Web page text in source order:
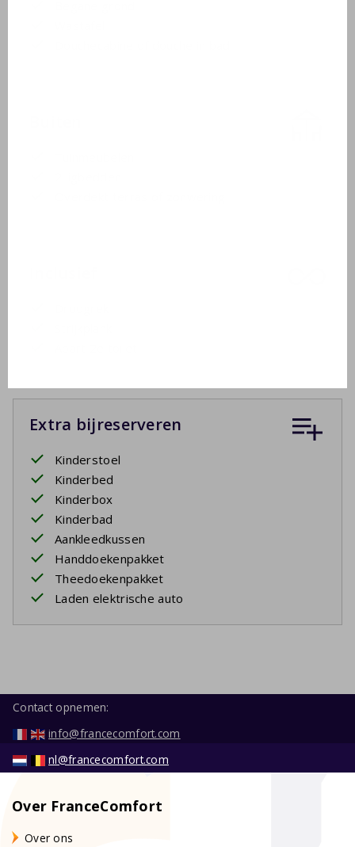
Extra bijreserveren
Kinderstoel
Kinderbed
Kinderbox
Kinderbad
Aankleedkussen
Handdoekenpakket
Theedoekenpakket
Laden elektrische auto
Contact opnemen:
info@francecomfort.com
nl@francecomfort.com
Over FranceComfort
Over ons